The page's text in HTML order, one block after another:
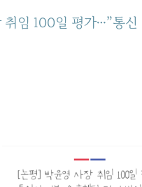
임 100일 평가…”통